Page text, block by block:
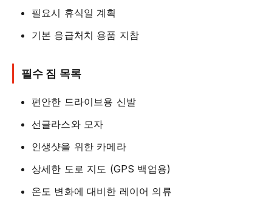
필요시 휴식일 계획
기본 응급처치 용품 지참
필수 짐 목록
편안한 드라이브용 신발
선글라스와 모자
인생샷을 위한 카메라
상세한 도로 지도 (GPS 백업용)
온도 변화에 대비한 레이어 의류